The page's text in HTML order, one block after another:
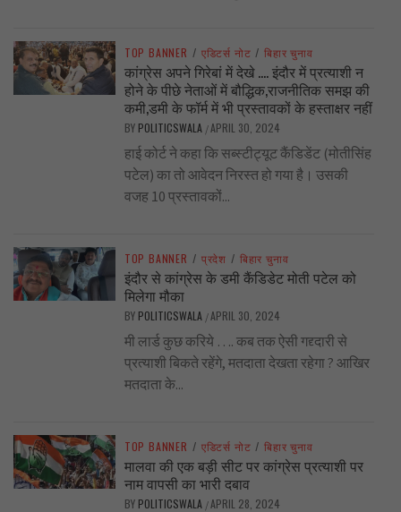
TOP BANNER / एडिटर्स नोट / बिहार चुनाव
कांग्रेस अपने गिरेबां में देखे …. इंदौर में प्रत्याशी न
होने के पीछे नेताओं में बौद्धिक,राजनीतिक समझ की
कमी,डमी के फॉर्म में भी प्रस्तावकों के हस्ताक्षर नहीं
BY POLITICSWALA /APRIL 30, 2024
हाई कोर्ट ने कहा कि सब्स्टीट्यूट कैंडिडेंट (मोतीसिंह
पटेल) का तो आवेदन निरस्त हो गया है। उसकी
वजह 10 प्रस्तावकों...
TOP BANNER / प्रदेश / बिहार चुनाव
इंदौर से कांग्रेस के डमी कैंडिडेट मोती पटेल को
मिलेगा मौका
BY POLITICSWALA /APRIL 30, 2024
मी लार्ड कुछ करिये …. कब तक ऐसी गद्द्दारी से
प्रत्याशी बिकते रहेंगे, मतदाता देखता रहेगा ? आखिर
मतदाता के...
TOP BANNER / एडिटर्स नोट / बिहार चुनाव
मालवा की एक बड़ी सीट पर कांग्रेस प्रत्याशी पर
नाम वापसी का भारी दबाव
BY POLITICSWALA /APRIL 28, 2024